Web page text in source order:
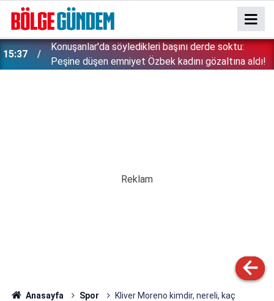
15:26 Çin'in gözü doymuyor: Altın rezervleri doldu taştı!
Anasayfa Spor
Kliver Moreno kimdir, nereli, kaç